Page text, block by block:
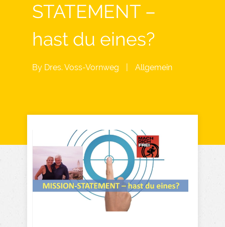
STATEMENT –
hast du eines?
By Dres. Voss-Vornweg Allgemein